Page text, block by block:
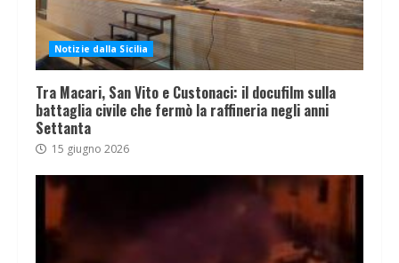
Notizie dalla Sicilia
Tra Macari, San Vito e Custonaci: il docufilm sulla
battaglia civile che fermò la raffineria negli anni
Settanta
15 giugno 2026